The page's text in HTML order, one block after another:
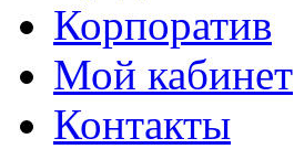
Корпоратив
Мой кабинет
Контакты